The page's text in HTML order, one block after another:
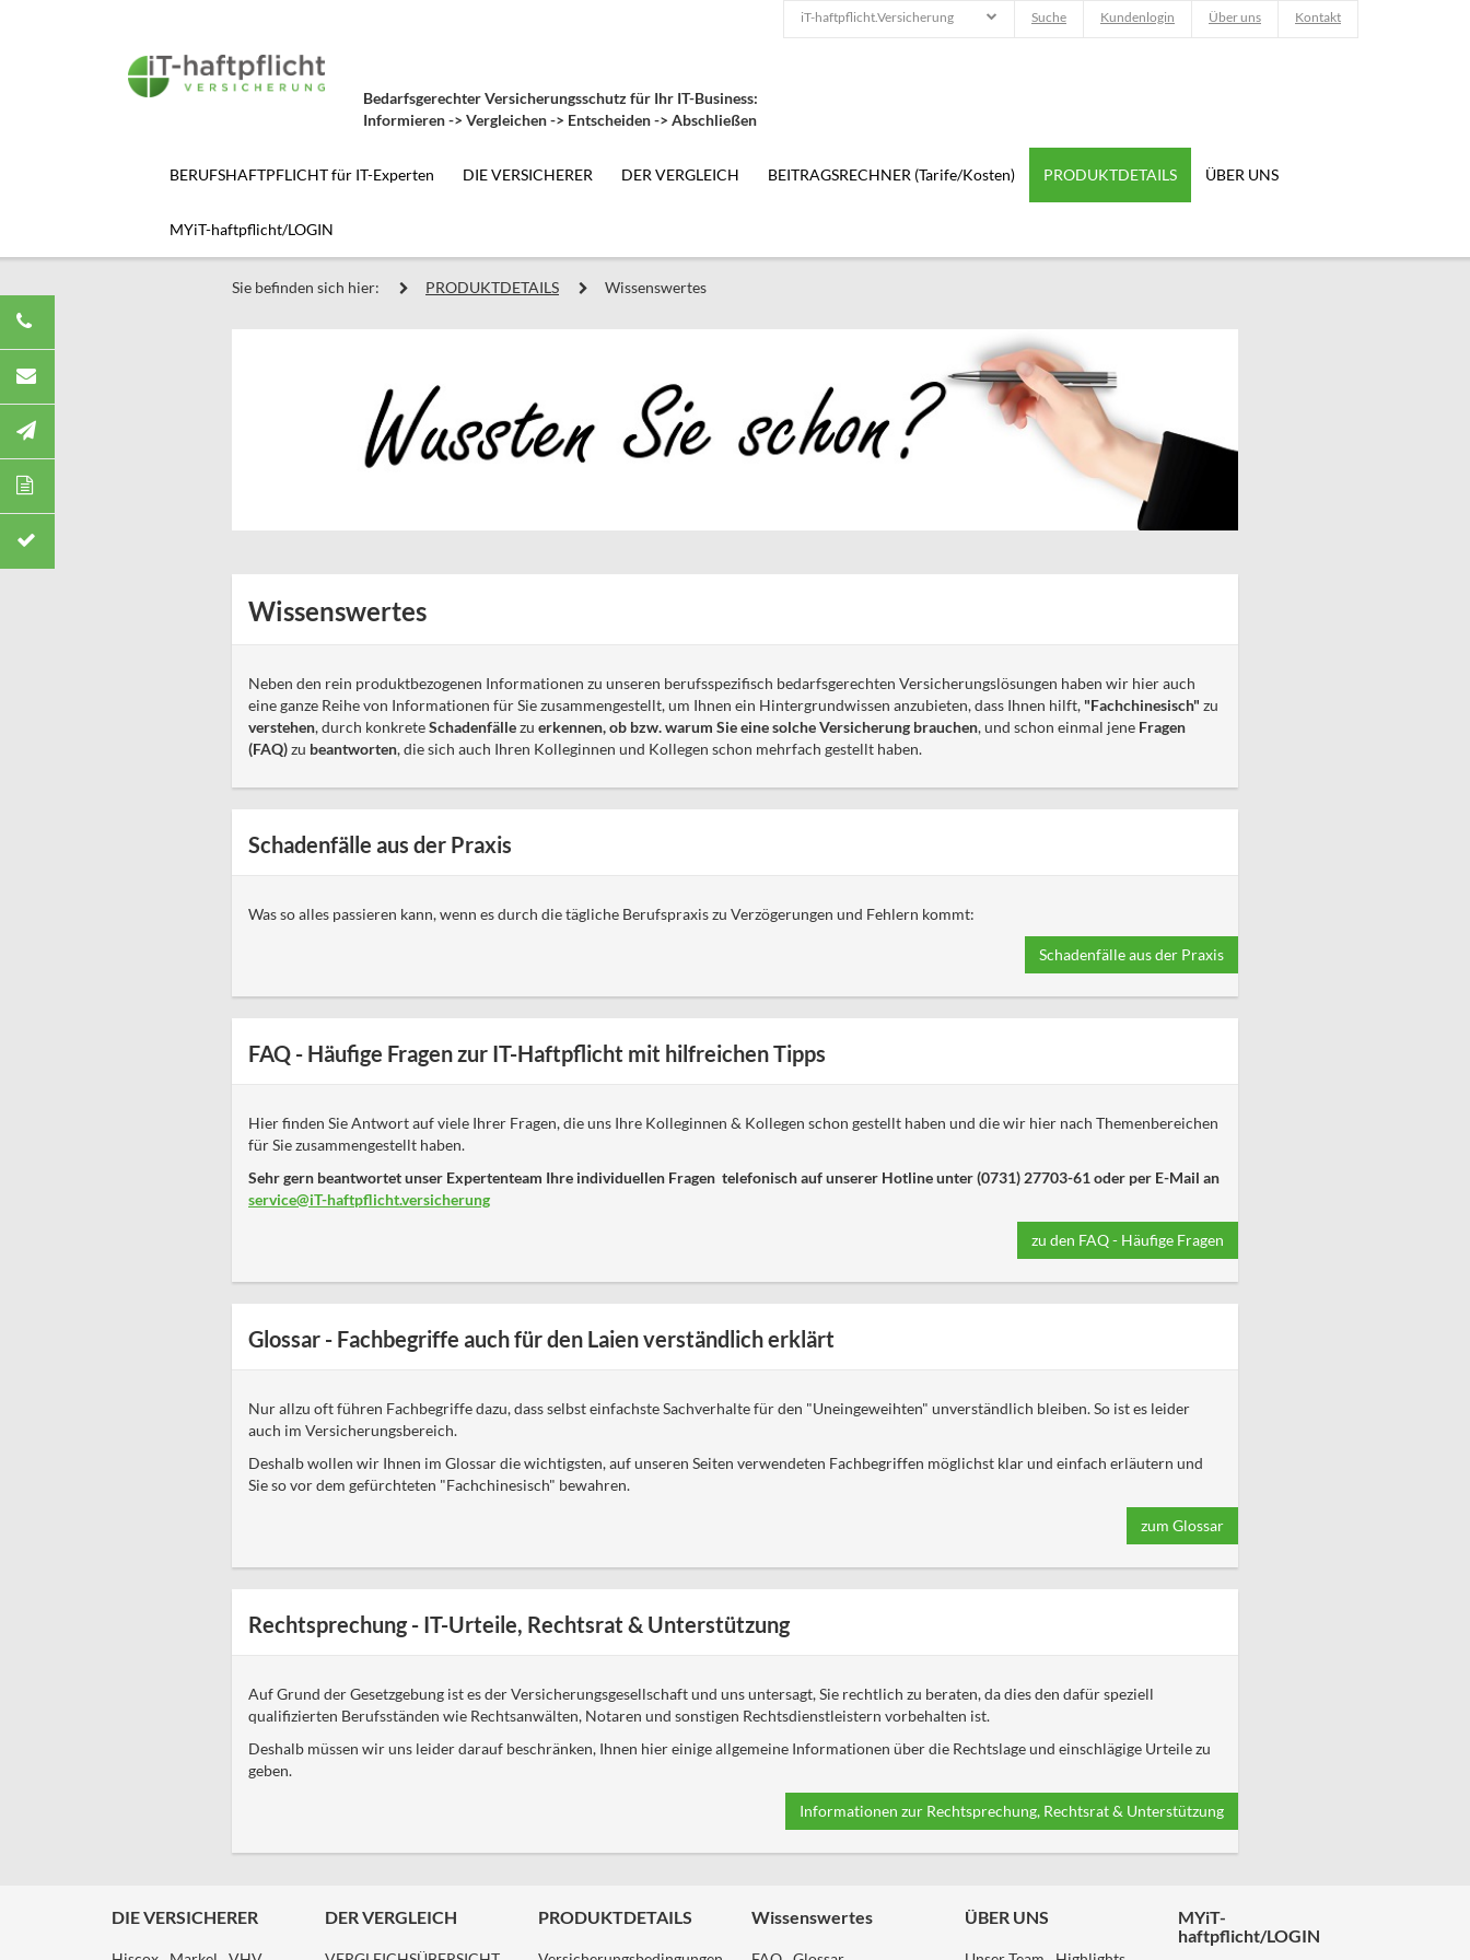
Bedarfsgerechter Versicherungsschutz für Ihr IT-Business:
Informieren -> Vergleichen -> Entscheiden -> Abschließen
iT-haftpflicht.Versicherung Suche Kundenlogin Über uns Kontakt
BERUFSHAFTPFLICHT für IT-Experten DIE VERSICHERER DER VERGLEICH BEITRAGSRECHNER (Tarife/Kosten) PRODUKTDETAILS ÜBER UNS
MYiT-haftpflicht/LOGIN
Sie befinden sich hier: PRODUKTDETAILS Wissenswertes
Wissenswertes
Neben den rein produktbezogenen Informationen zu unseren berufsspezifisch bedarfsgerechten Versicherungslösungen haben wir hier auch
eine ganze Reihe von Informationen für Sie zusammengestellt, um Ihnen ein Hintergrundwissen anzubieten, dass Ihnen hilft, "Fachchinesisch" zu
verstehen, durch konkreteSchadenfällezu erkennen, ob bzw. warum Sie eine solche Versicherung brauchen, und schon einmal jene Fragen
(FAQ)zu beantworten, die sich auch Ihren Kolleginnen und Kollegen schon mehrfach gestellt haben.
Schadenfälle aus der Praxis
Was so alles passieren kann, wenn es durch die tägliche Berufspraxis zu Verzögerungen und Fehlern kommt:
Schadenfälle aus der Praxis
FAQ - Häufige Fragen zur IT-Haftpflicht mit hilfreichen Tipps
Hier finden Sie Antwort auf viele Ihrer Fragen, die uns Ihre Kolleginnen & Kollegen schon gestellt haben und die wir hier nach Themenbereichen
für Sie zusammengestellt haben.
Sehr gern beantwortet unser Expertenteam Ihre individuellen Fragen telefonisch auf unserer Hotline unter (0731) 27703-61 oder per E-Mail an
service@iT-haftpflicht.versicherung
zu den FAQ - Häufige Fragen
Glossar - Fachbegriffe auch für den Laien verständlich erklärt
Nur allzu oft führen Fachbegriffe dazu, dass selbst einfachste Sachverhalte für den "Uneingeweihten" unverständlich bleiben. So ist es leider
auch im Versicherungsbereich.
Deshalb wollen wir Ihnen im Glossar die wichtigsten, auf unseren Seiten verwendeten Fachbegriffen möglichst klar und einfach erläutern und
Sie so vor dem gefürchteten "Fachchinesisch" bewahren.
zum Glossar
Rechtsprechung - IT-Urteile, Rechtsrat & Unterstützung
Auf Grund der Gesetzgebung ist es der Versicherungsgesellschaft und uns untersagt, Sie rechtlich zu beraten, da dies den dafür speziell
qualifizierten Berufsständen wie Rechtsanwälten, Notaren und sonstigen Rechtsdienstleistern vorbehalten ist.
Deshalb müssen wir uns leider darauf beschränken, Ihnen hier einige allgemeine Informationen über die Rechtslage und einschlägige Urteile zu
geben.
Informationen zur Rechtsprechung, Rechtsrat & Unterstützung
DIE VERSICHERER DER VERGLEICH PRODUKTDETAILS Wissenswertes ÜBER UNS
MYiT-
haftpflicht/LOGIN